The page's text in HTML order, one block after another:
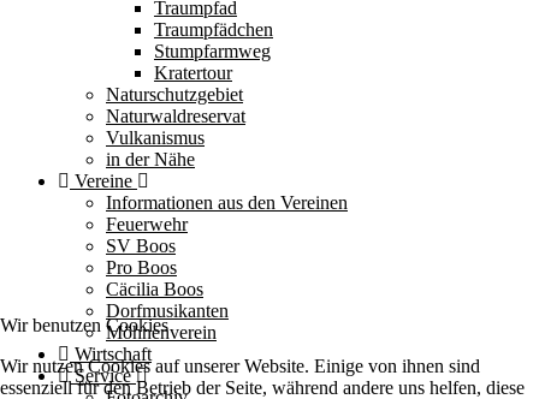
Traumpfad
Traumpfädchen
Stumpfarmweg
Kratertour
Naturschutzgebiet
Naturwaldreservat
Vulkanismus
in der Nähe
Vereine
Informationen aus den Vereinen
Feuerwehr
SV Boos
Pro Boos
Cäcilia Boos
Dorfmusikanten
Möhnenverein
Wirtschaft
Service
Wir benutzen Cookies
Wir nutzen Cookies auf unserer Website. Einige von ihnen sind
essenziell für den Betrieb der Seite, während andere uns helfen, diese